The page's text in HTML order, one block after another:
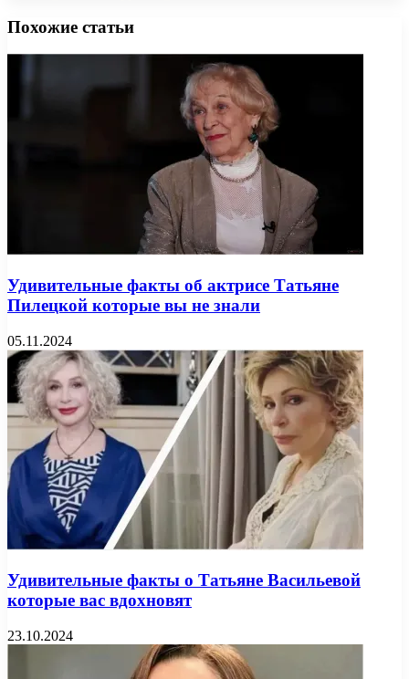
Похожие статьи
Удивительные факты об актрисе Татьяне
Пилецкой которые вы не знали
05.11.2024
Удивительные факты о Татьяне Васильевой
которые вас вдохновят
23.10.2024